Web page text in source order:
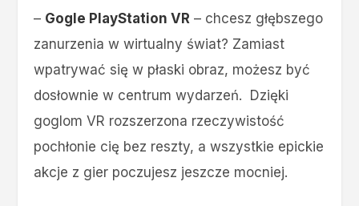
– Gogle PlayStation VR – chcesz głębszego
zanurzenia w wirtualny świat? Zamiast
wpatrywać się w płaski obraz, możesz być
dosłownie w centrum wydarzeń. Dzięki
goglom VR rozszerzona rzeczywistość
pochłonie cię bez reszty, a wszystkie epickie
akcje z gier poczujesz jeszcze mocniej.